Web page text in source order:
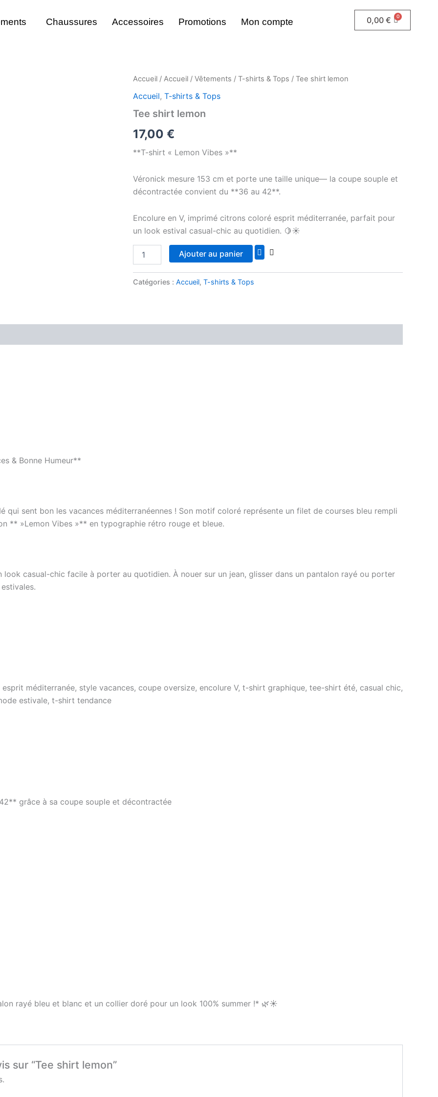
Chaussures Accessoires Promotions Mon compte 0,00 €
Accueil / Accueil / Vêtements / T-shirts & Tops / Tee shirt lemon
Accueil, T-shirts & Tops
Tee shirt lemon
17,00 €
**T-shirt « Lemon Vibes »**
Véronick mesure 153 cm et porte une taille unique— la coupe souple et
décontractée convient du **36 au 42**.
Encolure en V, imprimé citrons coloré esprit méditerranée, parfait pour
un look estival casual-chic au quotidien. 🍋☀️
quantité
Tee
lemon
Ajouter au panier
Catégories : Accueil, T-shirts & Tops
& Bonne Humeur**
qui sent bon les vacances méditerranéennes ! Son motif coloré représente un filet de courses bleu rempli
** »Lemon Vibes »** en typographie rétro rouge et bleue.
casual-chic facile à porter au quotidien. À nouer sur un jean, glisser dans un pantalon rayé ou porter
méditerranée, style vacances, coupe oversize, encolure V, t-shirt graphique, tee-shirt été, casual chic,
estivale, t-shirt tendance
grâce à sa coupe souple et décontractée
rayé bleu et blanc et un collier doré pour un look 100% summer !* 🌿☀️
sur “Tee shirt lemon”